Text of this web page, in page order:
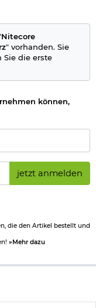
jede andere
Lieferumfang
HAIII anodisiert
Nitecore
" vorhanden. Sie
Sie die erste
können,
jetzt anmelden
die den Artikel bestellt und
»Mehr dazu